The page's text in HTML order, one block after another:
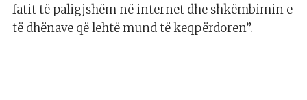
fatit të paligjshëm në internet dhe shkëmbimin e
të dhënave që lehtë mund të keqpërdoren”.